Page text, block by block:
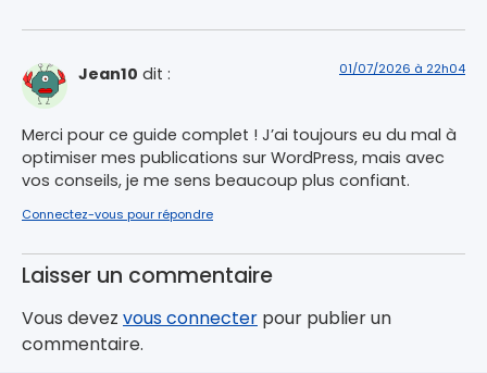
Jean10 dit : 01/07/2026 à 22h04
Merci pour ce guide complet ! J’ai toujours eu du mal à
optimiser mes publications sur WordPress, mais avec
vos conseils, je me sens beaucoup plus confiant.
Connectez-vous pour répondre
Laisser un commentaire
Vous devez vous connecter pour publier un
commentaire.